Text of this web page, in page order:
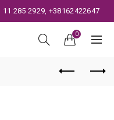
11 285 2929, +38162422647
0